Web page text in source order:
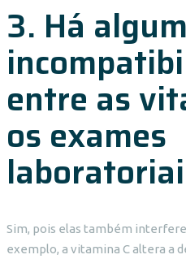
3. Há
entre as
os exames
Sim, pois elas também
exemplo, a vitamina C altera a